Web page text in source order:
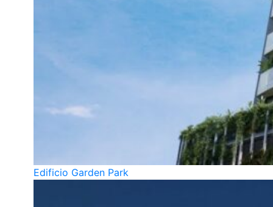
Edificio Garden Park